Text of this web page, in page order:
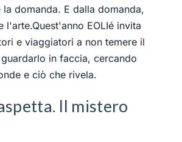
la domanda. E dalla domanda,
l'arte.Quest'anno EOLIé invita
e viaggiatori a non temere il
in faccia, cercando
e ciò che rivela.
Il mistero